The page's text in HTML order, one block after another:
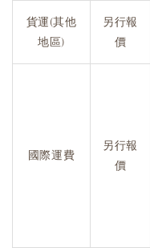
貨運(其他
地區)
另行報
價
國際運費
另行報
價